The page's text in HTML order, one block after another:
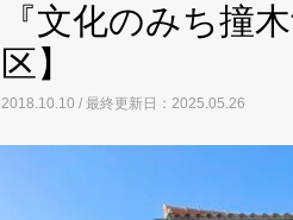
『文化のみち撞
区】
2018.10.10 / 最終更新日：2025.05.26